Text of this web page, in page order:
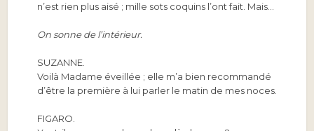
n’est rien plus aisé ; mille sots coquins l’ont fait. Mais…
On sonne de l’intérieur.
SUZANNE.
Voilà Madame éveillée ; elle m’a bien recommandé
d’être la première à lui parler le matin de mes noces.
FIGARO.